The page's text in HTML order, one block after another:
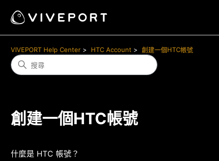
VIVEPORT Help Center HTC Account 創建一個HTC帳號
創建一個HTC帳號
什麼是 HTC 帳號？